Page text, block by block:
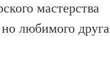
мастерства
любимого друга